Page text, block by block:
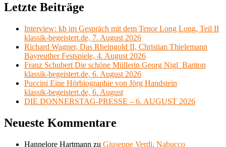
Letzte Beiträge
Interview: kb im Gespräch mit dem Tenor Long Long, Teil II
klassik-begeistert.de, 7. August 2026
Richard Wagner, Das Rheingold II, Christian Thielemann
Bayreuther Festspiele, 4. August 2026
Franz Schubert Die schöne Müllerin Georg Nigl Bariton
klassik-begeistert.de, 6. August 2026
Puccini Eine Hörbiographie von Jörg Handstein
klassik-begeistert.de, 6. August
DIE DONNERSTAG-PRESSE – 6. AUGUST 2026
Neueste Kommentare
Hannelore Hartmann zu Giuseppe Verdi, Nabucco